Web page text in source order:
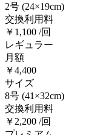
2号 (24×19cm)
交換利用料
￥1,100 /回
レギュラー
月額
￥4,400
サイズ
8号 (41×32cm)
交換利用料
￥2,200 /回